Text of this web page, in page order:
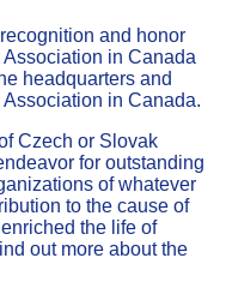
and honor
in Canada
headquarters and
in Canada.
Czech or Slovak
for outstanding
of whatever
to the cause of
the life of
out more about the